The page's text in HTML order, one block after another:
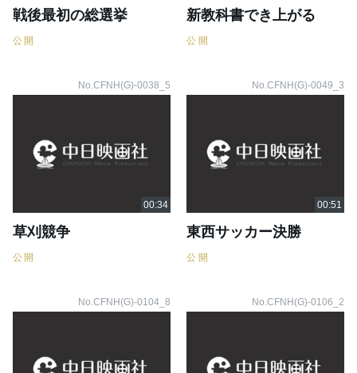
戦後最初の総選挙
公開
新教科書でき上がる
公開
No.CFNH(G)-0038_5
草刈競争
公開
No.CFNH(G)-0049_3
東西サッカー決勝
公開
No.CFNH(G)-0104_8 No.CFNH(G)-0106_2